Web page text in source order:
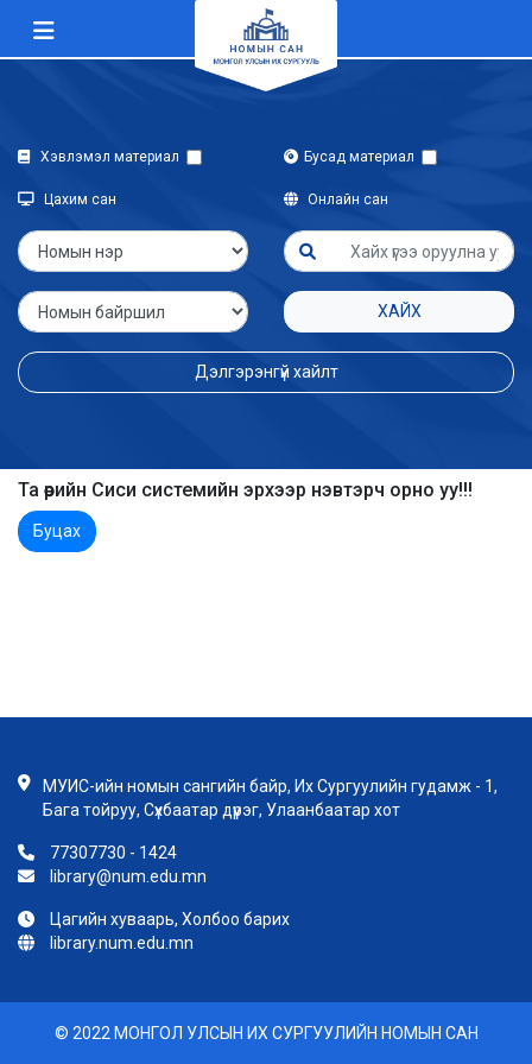
Хэвлэмэл материал Бусад материал
Цахим сан Онлайн сан
ХАЙХ
Дэлгэрэнгүй хайлт
Та өөрийн Сиси системийн эрхээр нэвтэрч орно уу!!!
Буцах
МУИС-ийн номын сангийн байр, Их Сургуулийн гудамж - 1,
Бага тойруу, Сүхбаатар дүүрэг, Улаанбаатар хот
77307730 - 1424
library@num.edu.mn
Цагийн хуваарь, Холбоо барих
library.num.edu.mn
© 2022 МОНГОЛ УЛСЫН ИХ СУРГУУЛИЙН НОМЫН САН